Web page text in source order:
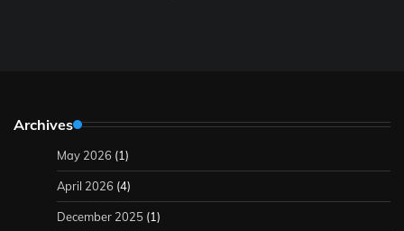
Archives
May 2026 (1)
April 2026 (4)
December 2025 (1)